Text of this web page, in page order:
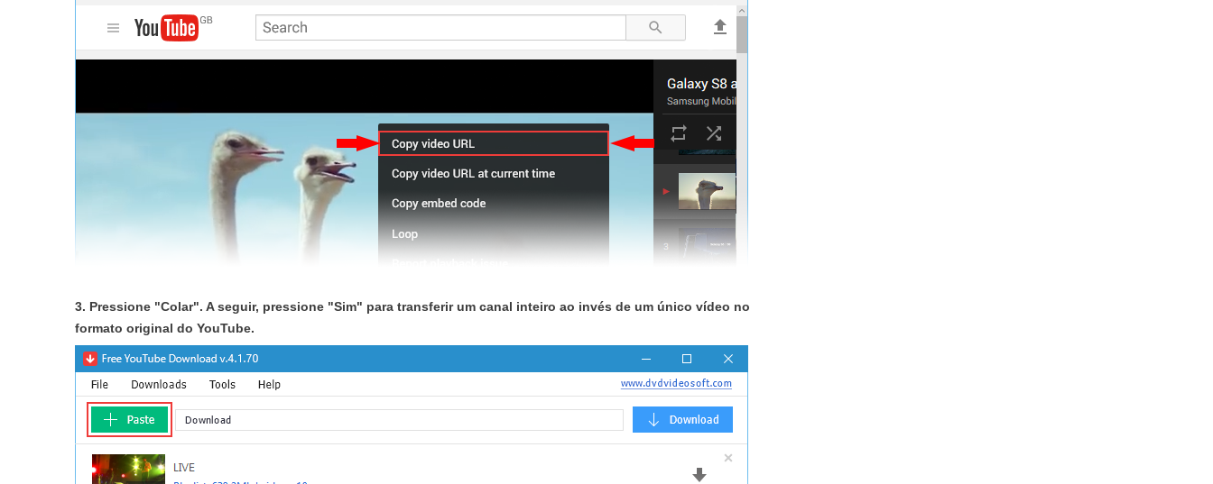
3. Pressione "Colar". A seguir, pressione "Sim" para transferir um canal inteiro ao invés de um único vídeo no
formato original do YouTube.